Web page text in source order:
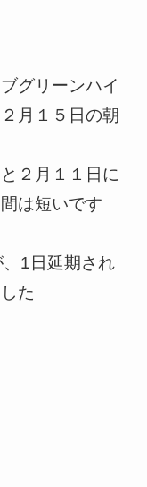
グリーンハイ
月１５日の朝
２月１１日に
は短いです
1日延期され
た